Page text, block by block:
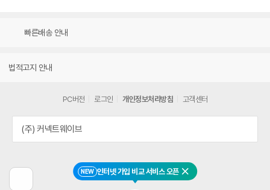
NEW 인터넷 가입 비교 서비스 오픈 닫기
빠른배송 안내
법적고지 안내
PC버전 로그인 개인정보처리방침 고객센터
(주) 커넥트웨이브